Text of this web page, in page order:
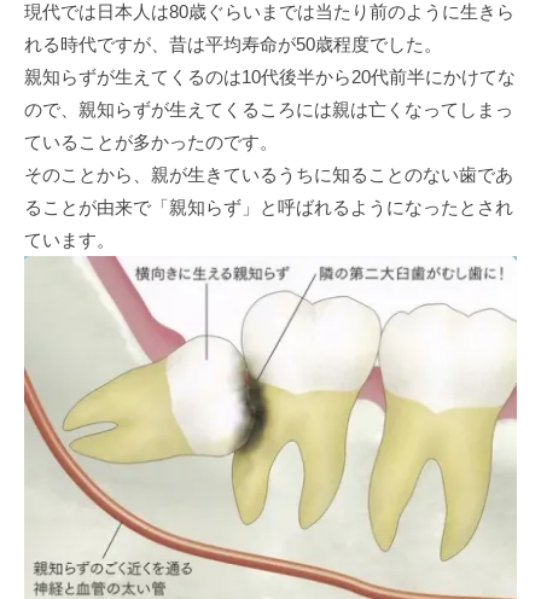
現代では日本人は80歳ぐらいまでは当たり前のように生きら
れる時代ですが、昔は平均寿命が50歳程度でした。
親知らずが生えてくるのは10代後半から20代前半にかけてな
ので、親知らずが生えてくるころには親は亡くなってしまっ
ていることが多かったのです。
そのことから、親が生きているうちに知ることのない歯であ
ることが由来で「親知らず」と呼ばれるようになったとされ
ています。